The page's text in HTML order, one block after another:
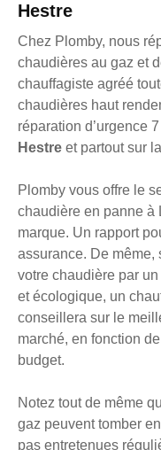
Hestre
Chez Plomby, nous
chaudières au gaz et
chauffagiste agréé
chaudières haut
réparation d’urgence
Hestre et partout sur
Plomby vous offre le
chaudière en panne à
marque. Un rapport
assurance. De même,
votre chaudière par
et écologique, un
conseillera sur le
marché, en fonction
budget.
Notez tout de même
gaz peuvent tomber
pas entretenues